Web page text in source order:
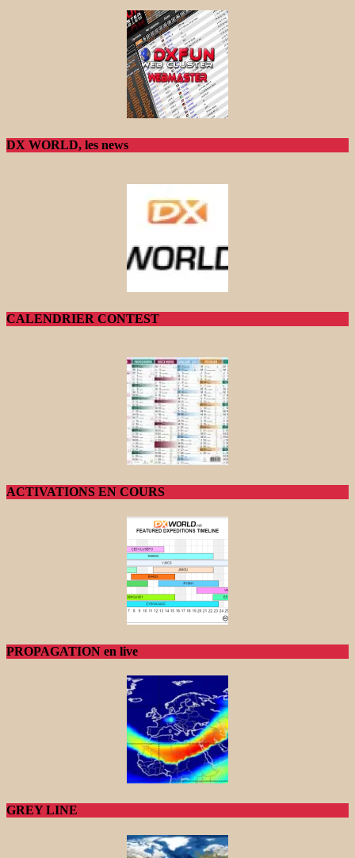
DX WORLD, les news
CALENDRIER CONTEST
ACTIVATIONS EN COURS
PROPAGATION en live
GREY LINE